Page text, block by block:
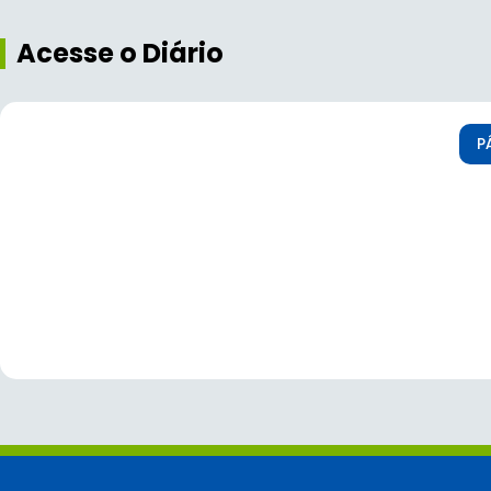
Acesse o Diário